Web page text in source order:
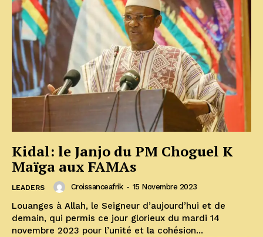
Kidal: le Janjo du PM Choguel K
Maïga aux FAMAs
LEADERS Croissanceafrik - 15 Novembre 2023
Louanges à Allah, le Seigneur d’aujourd’hui et de
demain, qui permis ce jour glorieux du mardi 14
novembre 2023 pour l’unité et la cohésion...